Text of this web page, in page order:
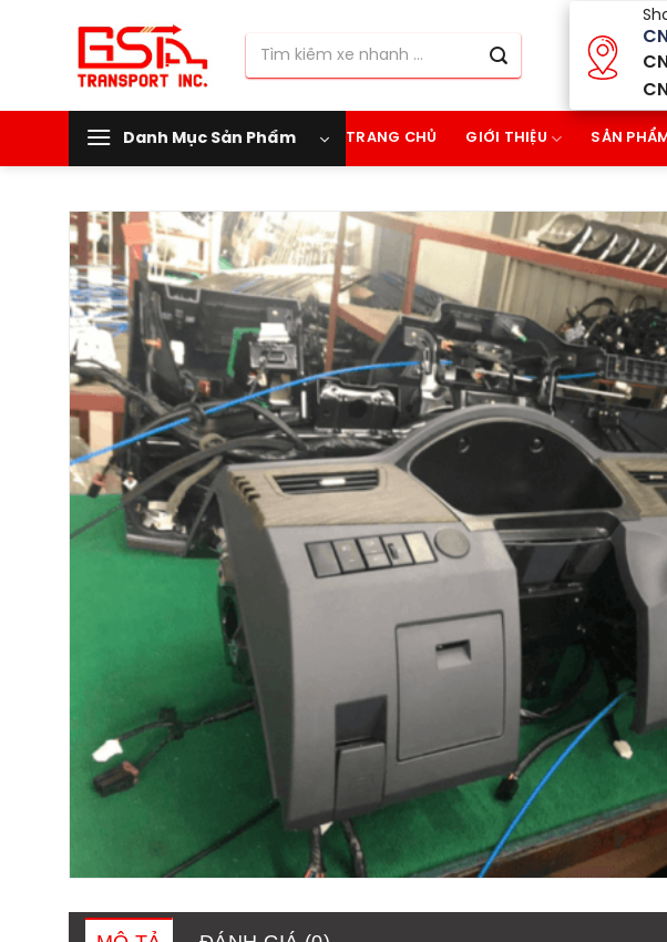
Tìm
Danh Mục Sản Phẩm TRANG CHỦ GIỚI THIỆU SẢN PHẨM